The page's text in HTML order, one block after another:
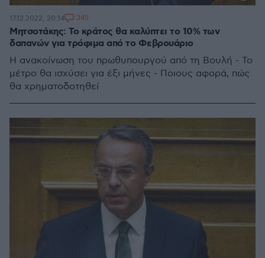
Μητσοτάκης: To κράτος θα καλύπτει το 10% των
δαπανών για τρόφιμα από το Φεβρουάριο
Η ανακοίνωση του πρωθυπουργού από τη Βουλή - Το
μέτρο θα ισχύσει για έξι μήνες - Ποιους αφορά, πώς
θα χρηματοδοτηθεί
17.12.2022, 20:14 345